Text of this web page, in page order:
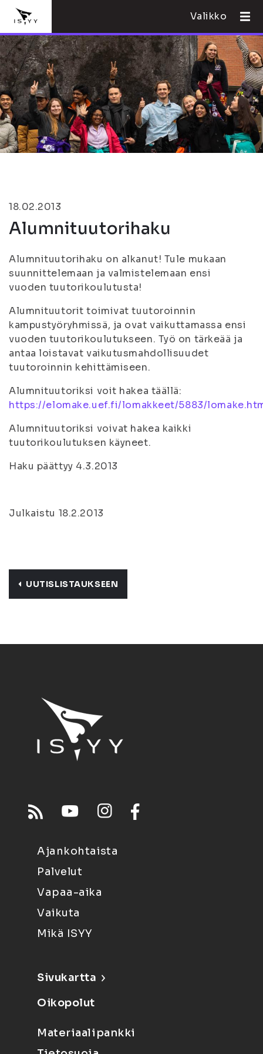
Valikko
18.02.2013
Alumnituutorihaku
Alumnituutorihaku on alkanut! Tule mukaan
suunnittelemaan ja valmistelemaan ensi
vuoden tuutorikoulutusta!
Alumnituutorit toimivat tuutoroinnin
kampustyöryhmissä, ja ovat vaikuttamassa ensi
vuoden tuutorikoulutukseen. Työ on tärkeää ja
antaa loistavat vaikutusmahdollisuudet
tuutoroinnin kehittämiseen.
Alumnituutoriksi voit hakea täällä:
https://elomake.uef.fi/lomakkeet/5883/
Alumnituutoriksi voivat hakea kaikki
tuutorikoulutuksen käyneet.
Haku päättyy 4.3.2013
Julkaistu 18.2.2013
UUTISLISTAUKSEEN
Ajankohtaista
Palvelut
Vapaa-aika
Vaikuta
Mikä ISYY
Sivukartta
Oikopolut
Materiaalipankki